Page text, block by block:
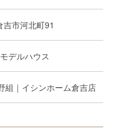
吉市河北町91
モデルハウス
組｜イシンホーム倉吉店